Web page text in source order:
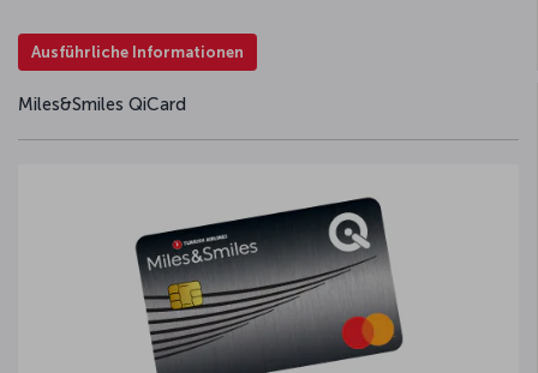
Ausführliche Informationen
Miles&Smiles QiCard